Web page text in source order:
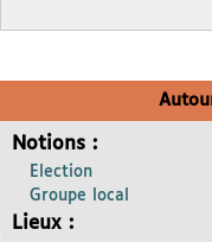
Notions :
Election
Groupe local
Lieux :